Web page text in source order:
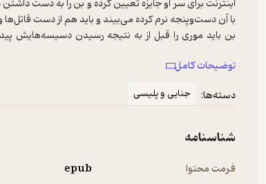
اینترنت برای سر او جایزه تعیین کرده و بن را به دست
با آن دست‌وپنجه نرم کرده می‌بیند و باید هم از دست
بن باید موری را قبل از به نتیجه رسیدن دسیسه‌هایش
می‌شود به‌موقع توطئه‌ی موری را خنثی کند؟
توضیحات کامل
دسته‌ها:
جنایی و پلیسی
شناسنامه
فرمت محتوا epub